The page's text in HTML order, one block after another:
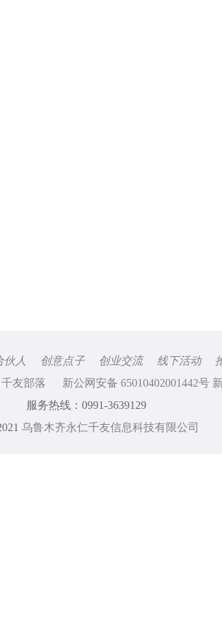
伙人 创意点子 创业交流 线下活动
千友部落
新公网安备 65010402001442号
服务热线：0991-3639129
乌鲁木齐永仁千友信息科技有限公司